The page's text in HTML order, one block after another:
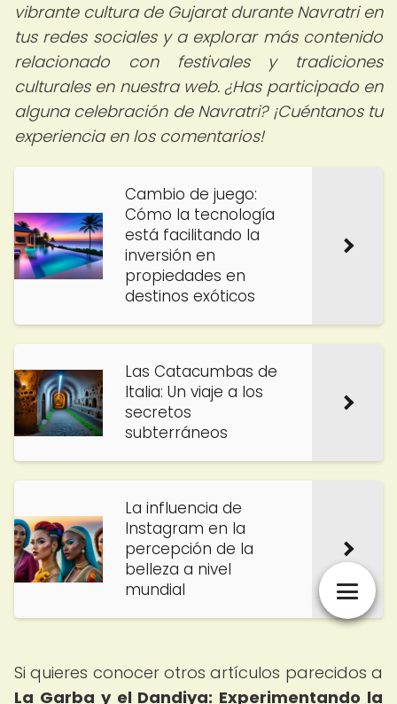
vibrante cultura de Gujarat durante Navratri en
tus redes sociales y a explorar más contenido
relacionado con festivales y tradiciones
culturales en nuestra web. ¿Has participado en
alguna celebración de Navratri? ¡Cuéntanos tu
experiencia en los comentarios!
Cambio de juego:
Cómo la tecnología
está facilitando la
inversión en
propiedades en
destinos exóticos
Las Catacumbas de
Italia: Un viaje a los
secretos
subterráneos
La influencia de
Instagram en la
percepción de la
belleza a nivel
mundial
Si quieres conocer otros artículos parecidos a
La Garba y el Dandiya: Experimentando la